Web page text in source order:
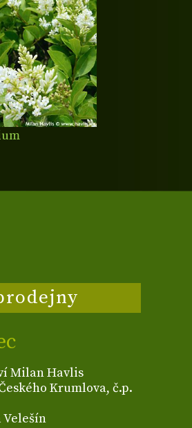
Milan Havlis
Krumlova, č.p.
Velešín